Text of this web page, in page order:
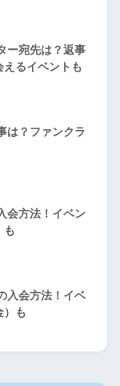
ー宛先は？返事
るイベントも
は？ファンクラ
会方法！イベン
も
入会方法！イベ
）も